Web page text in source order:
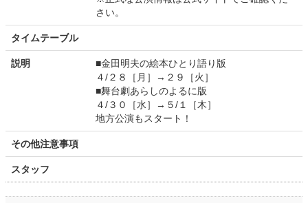
さい。
タイムテーブル
説明
■金田明夫の絵本ひとり語り版
４/２８［月］→２９［火］
■舞台劇あらしのよるに版
４/３０［水］→５/１［木］
地方公演もスタート！
その他注意事項
スタッフ